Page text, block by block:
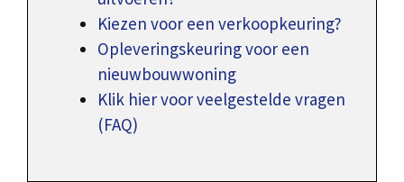
Kiezen voor een verkoopkeuring?
Opleveringskeuring voor een
nieuwbouwwoning
Klik hier voor veelgestelde vragen
(FAQ)